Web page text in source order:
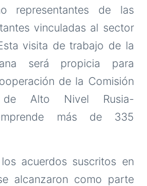
representantes de las
vinculadas al sector
visita de trabajo de la
será propicia para
de la Comisión
de Alto Nivel Rusia-
más de 335
acuerdos suscritos en
alcanzaron como parte